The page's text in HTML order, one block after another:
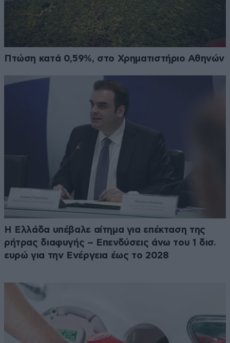
Πτώση κατά 0,59%, στο Χρηματιστήριο Αθηνών
Η Ελλάδα υπέβαλε αίτημα για επέκταση της
ρήτρας διαφυγής – Επενδύσεις άνω του 1 δισ.
ευρώ για την Ενέργεια έως το 2028